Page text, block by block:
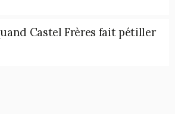
Castel Frères fait pétiller